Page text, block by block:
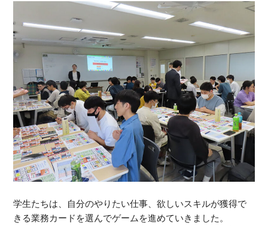
学生たちは、自分のやりたい仕事、欲しいスキルが獲得で
きる業務カードを選んでゲームを進めていきました。